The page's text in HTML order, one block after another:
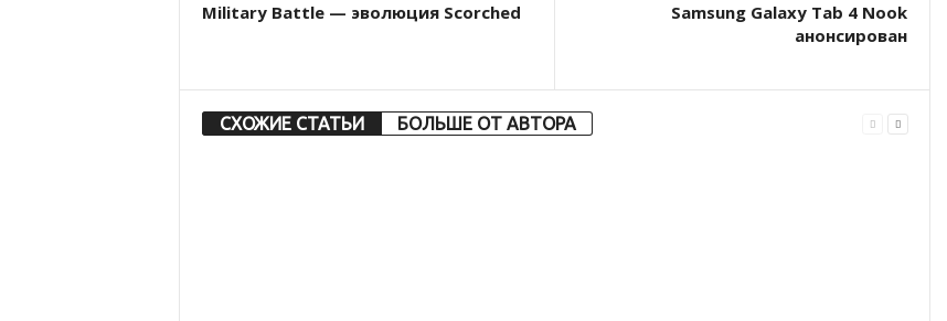
Military Battle — эволюция Scorched
Samsung Galaxy Tab 4 Nook
анонсирован
СХОЖИЕ СТАТЬИ БОЛЬШЕ ОТ АВТОРА